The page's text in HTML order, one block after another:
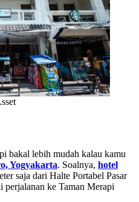
bakal lebih mudah kalau kamu
Yogyakarta. Soalnya, hotel
saja dari Halte Portabel Pasar
perjalanan ke Taman Merapi